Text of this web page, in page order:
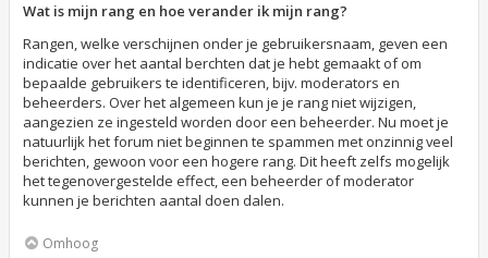
Wat is mijn rang en hoe verander ik mijn rang?
Rangen, welke verschijnen onder je gebruikersnaam, geven een
indicatie over het aantal berchten dat je hebt gemaakt of om
bepaalde gebruikers te identificeren, bijv. moderators en
beheerders. Over het algemeen kun je je rang niet wijzigen,
aangezien ze ingesteld worden door een beheerder. Nu moet je
natuurlijk het forum niet beginnen te spammen met onzinnig veel
berichten, gewoon voor een hogere rang. Dit heeft zelfs mogelijk
het tegenovergestelde effect, een beheerder of moderator
kunnen je berichten aantal doen dalen.
Omhoog